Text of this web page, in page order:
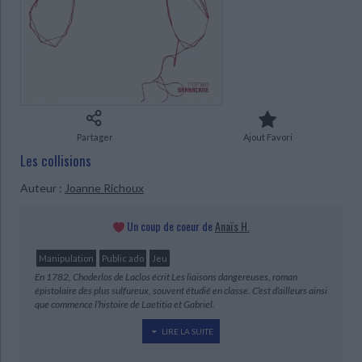
CHARGEMENT...
Bibliothèque de la Pléiade
Littérature en version originale
Ecologie - Environnement
Culture scientifique
Partager Ajout Favori
Les collisions
Auteur : Joanne Richoux
Un coup de coeur deAnaïs H.
Manipulation Public ado Jeu
En 1782, Choderlos de Laclos écrit Les liaisons dangereuses, roman
épistolaire des plus sulfureux, souvent étudié en classe. C’est d’ailleurs ainsi
que commence l’histoire de Laetitia et Gabriel.
LIRE LA SUITE